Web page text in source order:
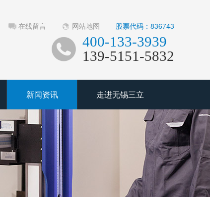
在线留言 网站地图 股票代码：836743
400-133-3939
139-5151-5832
新闻资讯 走进无锡三立